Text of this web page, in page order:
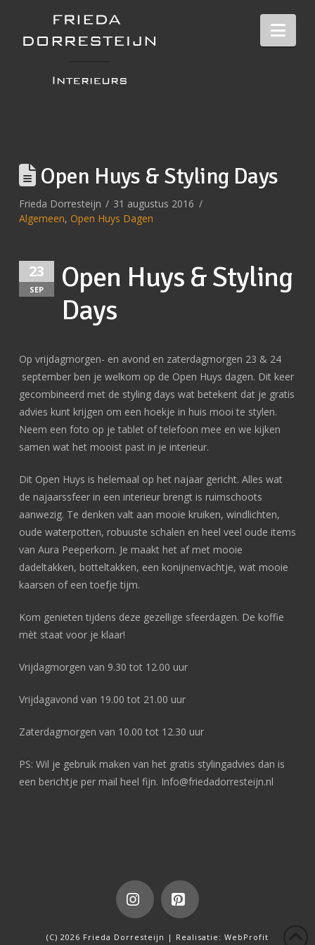
Open Huys & Styling Days
Frieda Dorresteijn
31 augustus 2016
Algemeen, Open Huys Dagen
23
SEP
Open Huys & Styling
Days
Op vrijdagmorgen- en avond en zaterdagmorgen 23 & 24
september ben je welkom op de Open Huys dagen. Dit keer
gecombineerd met de styling days wat betekent dat je gratis
advies kunt krijgen om een hoekje in huis mooi te stylen.
Neem een foto op je tablet of telefoon mee en we kijken
samen wat het mooist past in je interieur.
Dit Open Huys is helemaal op het najaar gericht. Alles wat
de najaarssfeer in een interieur brengt is ruimschoots
aanwezig. Te denken valt aan mooie kruiken, windlichten,
oude waterpotten, robuuste schalen en heel veel oude items
van Aura Peeperkorn. Je maakt het af met mooie
dadeltakken, botteltakken, een konijnenvachtje, wat mooie
kaarsen of een toefje tijm.
Kom genieten tijdens deze gezellige sfeerdagen. De koffie
mèt staat voor je klaar!
Vrijdagmorgen van 9.30 tot 12.00 uur
Vrijdagavond van 19.00 tot 21.00 uur
Zaterdagmorgen van 10.00 tot 12.30 uur
PS: Wil je gebruik maken van het gratis stylingadvies dan is
een berichtje per mail heel fijn. Info@friedadorresteijn.nl
InstagramPinterest
(C) 2026 Frieda Dorresteijn | Realisatie: WebProfit